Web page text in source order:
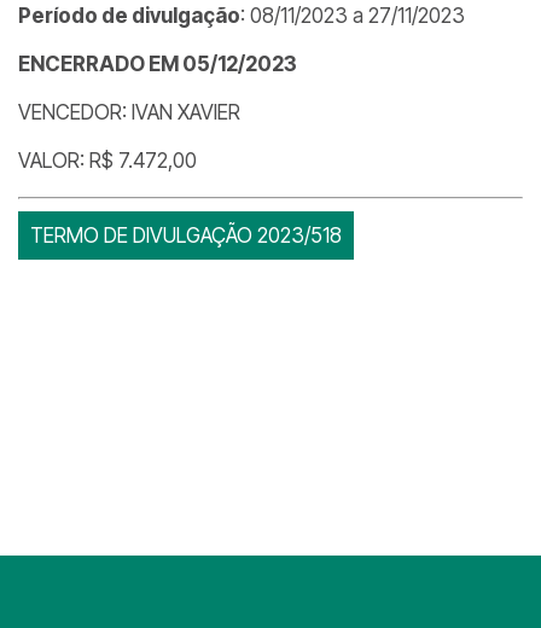
Período de divulgação: 08/11/2023 a 27/11/2023
ENCERRADO EM 05/12/2023
VENCEDOR: IVAN XAVIER
VALOR: R$ 7.472,00
TERMO DE DIVULGAÇÃO 2023/518